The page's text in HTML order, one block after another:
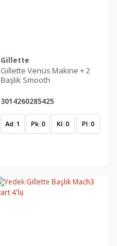
Gillette
Gillette Venüs Makine + 2
Başlık Smooth
3014260285425
Ad 1 Pk 0 Kl 0 Pl 0